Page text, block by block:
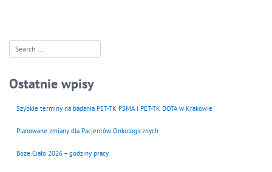
Ostatnie wpisy
Szybkie terminy na badania PET-TK PSMA i PET-TK DOTA w Krakowie
Planowane zmiany dla Pacjentów Onkologicznych
Boże Ciało 2026 – godziny pracy